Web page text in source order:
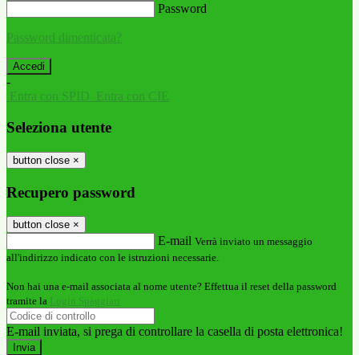
Password
Password dimenticata?
-
Entra con SPID Entra con CIE
Seleziona utente
button close ×
Recupero password
button close ×
E-mail Verrà inviato un messaggio
all'indirizzo indicato con le istruzioni necessarie.
Non hai una e-mail associata al nome utente? Effettua il reset della password
tramite la Login Spaggiari
E-mail inviata, si prega di controllare la casella di posta elettronica!